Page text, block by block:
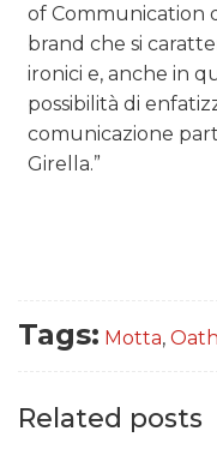
of Communication
brand che si
ironici e, anche in
possibilità di
comunicazione
Girella.”
Tags: Motta, Oath
Related posts